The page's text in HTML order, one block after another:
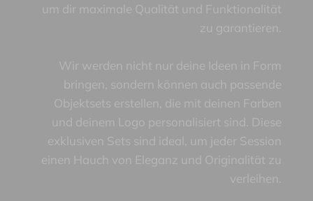
um dir maximale Qualität und Funktionalität
zu garantieren.
Wir werden nicht nur deine Ideen in Form
bringen, sondern können auch passende
Objektsets erstellen, die mit deinen Farben
und deinem Logo personalisiert sind. Diese
exklusiven Sets sind ideal, um jeder Session
einen Hauch von Eleganz und Originalität zu
verleihen.